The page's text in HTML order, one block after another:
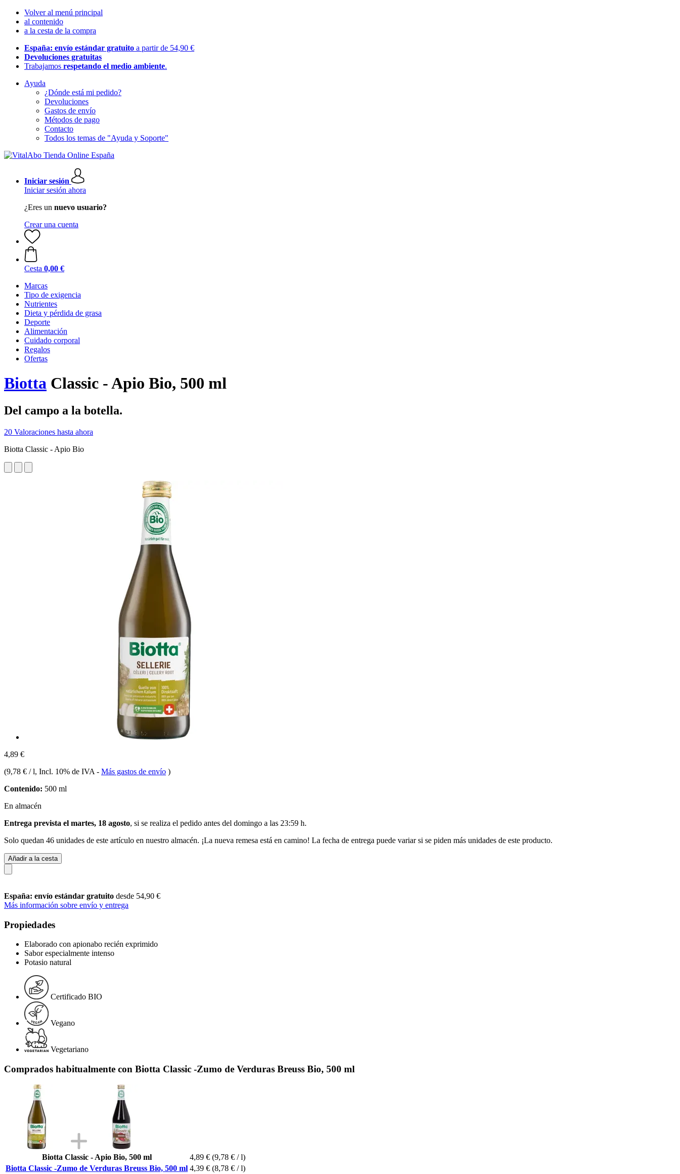
Volver al menú principal
al contenido
a la cesta de la compra
España: envío estándar gratuito a partir de 54,90 €
Devoluciones gratuitas
Trabajamos respetando el medio ambiente.
Ayuda
¿Dónde está mi pedido?
Devoluciones
Gastos de envío
Métodos de pago
Contacto
Todos los temas de "Ayuda y Soporte"
Iniciar sesión
Iniciar sesión ahora
¿Eres un nuevo usuario?
Crear una cuenta
Cesta 0,00 €
Marcas
Tipo de exigencia
Nutrientes
Dieta y pérdida de grasa
Deporte
Alimentación
Cuidado corporal
Regalos
Ofertas
Biotta Classic - Apio Bio, 500 ml
Del campo a la botella.
20 Valoraciones hasta ahora
Biotta Classic - Apio Bio
4,89 €
(9,78 € / l, Incl. 10% de IVA - Más gastos de envío )
Contenido: 500 ml
En almacén
Entrega prevista el martes, 18 agosto, si se realiza el pedido antes del domingo a las 23:59 h.
Solo quedan 46 unidades de este artículo en nuestro almacén. ¡La nueva remesa está en camino! La fecha de entrega puede variar si se piden más unidades de este producto.
Añadir a la cesta
España: envío estándar gratuito desde 54,90 €
Más información sobre envío y entrega
Propiedades
Elaborado con apionabo recién exprimido
Sabor especialmente intenso
Potasio natural
Certificado BIO
Vegano
Vegetariano
Comprados habitualmente con Biotta Classic -Zumo de Verduras Breuss Bio, 500 ml
Biotta Classic - Apio Bio, 500 ml 4,89 € (9,78 € / l)
Biotta Classic -Zumo de Verduras Breuss Bio, 500 ml 4,39 € (8,78 € / l)